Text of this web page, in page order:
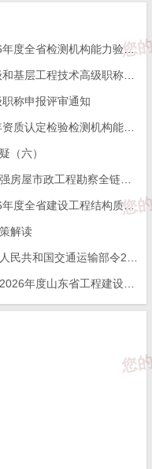
山东省住房和城乡建设厅关于开展2026年度全省检测机构能力验证工作的通知
称申报评审通知
（六）
山东省住房和城乡建设厅关于开展2026年度全省建设工程结构质量评价工作的通知
解读